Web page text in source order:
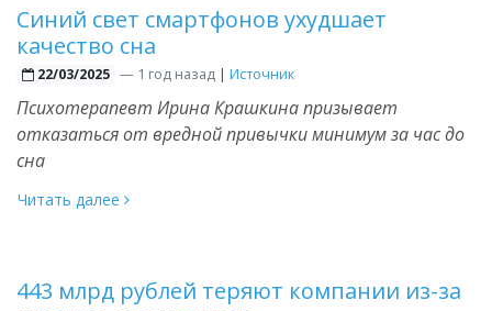
Синий свет смартфонов ухудшает
качество сна
22/03/2025 —1 год назад | Источник
Психотерапевт Ирина Крашкина призывает
отказаться от вредной привычки минимум за час до
сна
Читать далее
443 млрд рублей теряют компании из-за